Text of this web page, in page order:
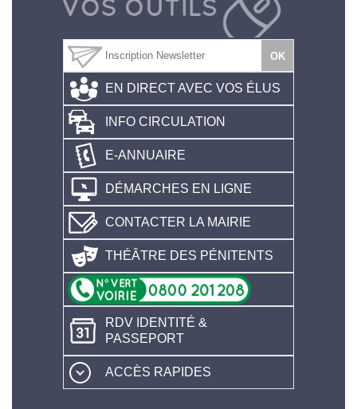
EN DIRECT AVEC VOS ÉLUS
INFO CIRCULATION
E-ANNUAIRE
DÉMARCHES EN LIGNE
CONTACTER LA MAIRIE
THÉÂTRE DES PÉNITENTS
RDV IDENTITÉ &
PASSEPORT
ACCÈS RAPIDES